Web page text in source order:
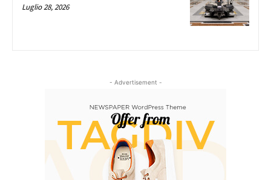
Luglio 28, 2026
- Advertisement -